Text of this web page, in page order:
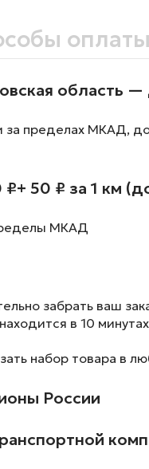
оплаты
область —
за пределах МКАД,
₽+ 50 ₽ за 1 км
МКАД
забрать ваш
в 10
набор товара в
России